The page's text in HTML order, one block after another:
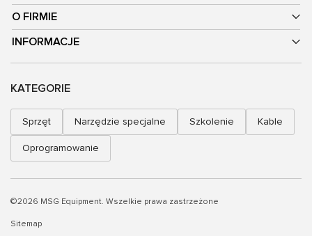
O FIRMIE
INFORMACJE
KATEGORIE
Sprzęt Narzędzie specjalne Szkolenie Kable
Oprogramowanie
©2026 MSG Equipment. Wszelkie prawa zastrzeżone
Sitemap